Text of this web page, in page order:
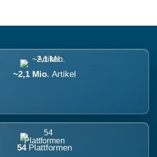
~2,1 Mio. Artikel
54 Plattformen